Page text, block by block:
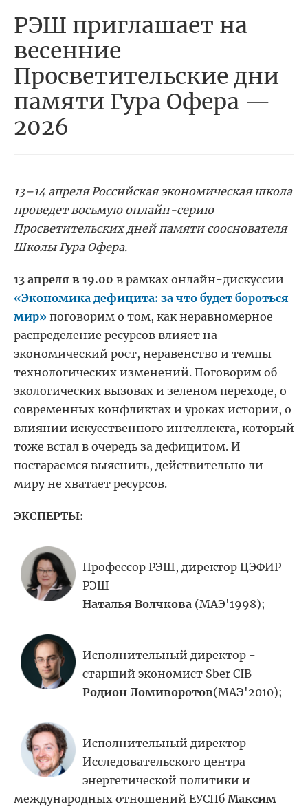
РЭШ приглашает на
весенние
Просветительские дни
памяти Гура Офера —
2026
13–14 апреля Российская экономическая школа
проведет восьмую онлайн-серию
Просветительских дней памяти сооснователя
Школы Гура Офера.
13 апреля в 19.00 в рамках онлайн-дискуссии
«Экономика дефицита: за что будет бороться
мир» поговорим о том, как неравномерное
распределение ресурсов влияет на
экономический рост, неравенство и темпы
технологических изменений. Поговорим об
экологических вызовах и зеленом переходе, о
современных конфликтах и уроках истории, о
влиянии искусственного интеллекта, который
тоже встал в очередь за дефицитом. И
постараемся выяснить, действительно ли
миру не хватает ресурсов.
ЭКСПЕРТЫ:
Профессор РЭШ, директор ЦЭФИР
РЭШ
Наталья Волчкова (МАЭ'1998);
Исполнительный директор -
старший экономист Sber CIB
Родион Ломиворотов(МАЭ'2010);
Исполнительный директор
Исследовательского центра
энергетической политики и
международных отношений ЕУСПб Максим